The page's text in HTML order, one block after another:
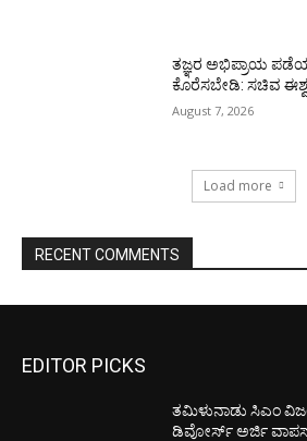
ತಜ್ಞರ ಅಭಿಪ್ರಾಯ
ಕೊರೆಸಬೇಡಿ: ಸಚಿವ
August 7, 2026
Load more
RECENT COMMENTS
EDITOR PICKS
ತಮಿಳುನಾಡು ಸಿಎಂ
ಡಿವೋರ್ಸ್‌ ಅರ್ಜಿ ವಾಪಸ್‌